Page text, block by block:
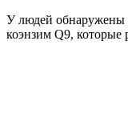
У людей обнаружены
коэнзим Q9, которые